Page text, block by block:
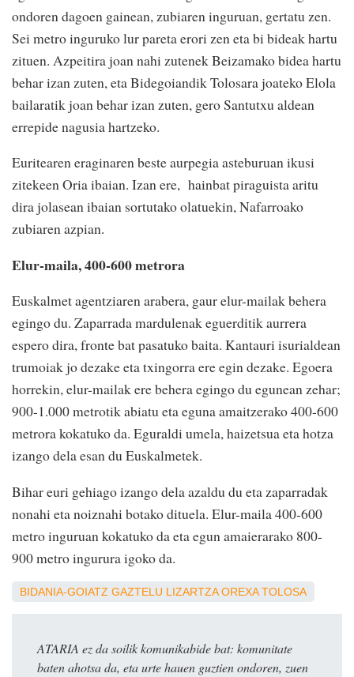
ondoren dagoen gainean, zubiaren inguruan, gertatu zen.
Sei metro inguruko lur pareta erori zen eta bi bideak hartu
zituen. Azpeitira joan nahi zutenek Beizamako bidea hartu
behar izan zuten, eta Bidegoiandik Tolosara joateko Elola
bailaratik joan behar izan zuten, gero Santutxu aldean
errepide nagusia hartzeko.
Euritearen eraginaren beste aurpegia asteburuan ikusi
zitekeen Oria ibaian. Izan ere, hainbat piraguista aritu
dira jolasean ibaian sortutako olatuekin, Nafarroako
zubiaren azpian.
Elur-maila, 400-600 metrora
Euskalmet agentziaren arabera, gaur elur-mailak behera
egingo du. Zaparrada mardulenak eguerditik aurrera
espero dira, fronte bat pasatuko baita. Kantauri isurialdean
trumoiak jo dezake eta txingorra ere egin dezake. Egoera
horrekin, elur-mailak ere behera egingo du egunean zehar;
900-1.000 metrotik abiatu eta eguna amaitzerako 400-600
metrora kokatuko da. Eguraldi umela, haizetsua eta hotza
izango dela esan du Euskalmetek.
Bihar euri gehiago izango dela azaldu du eta zaparradak
nonahi eta noiznahi botako dituela. Elur-maila 400-600
metro inguruan kokatuko da eta egun amaierarako 800-
900 metro ingurura igoko da.
BIDANIA-GOIATZ GAZTELU LIZARTZA OREXA TOLOSA
ATARIA ez da soilik komunikabide bat: komunitate
baten ahotsa da, eta urte hauen guztien ondoren, zuen